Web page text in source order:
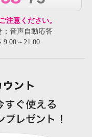
注意ください。
：音声自動応答
～21:00